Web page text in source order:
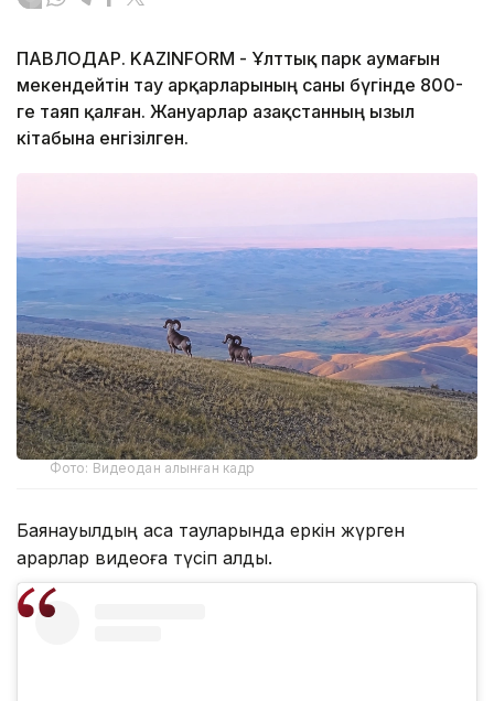
ПАВЛОДАР. KAZINFORM - Ұлттық парк аумағын
мекендейтін тау арқарларының саны бүгінде 800-
ге таяп қалған. Жануарлар Қазақстанның Қызыл
кітабына енгізілген.
Фото: Видеодан алынған кадр
Баянауылдың асқақ тауларында еркін жүрген
арқарлар видеоға түсіп қалды.